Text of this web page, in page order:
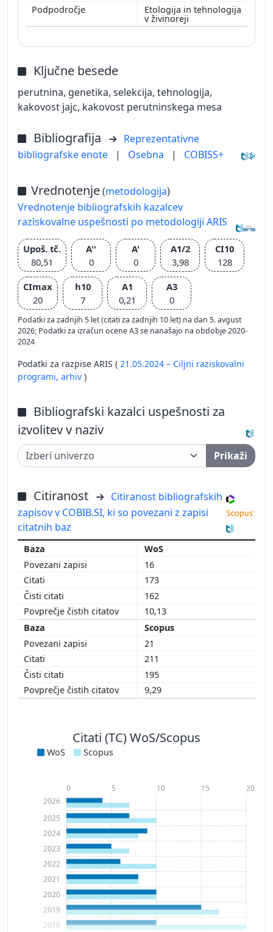
Etologija in tehnologija
v živinoreji
Ključne besede
perutnina, genetika, selekcija, tehnologija,
kakovost jajc, kakovost perutninskega mesa
Bibliografija
Reprezentativne
bibliografske enote
| Osebna | COBISS+
Vrednotenje(metodologija)
Vrednotenje bibliografskih kazalcev
raziskovalne uspešnosti po metodologiji ARIS
Upoš. tč.
80,51
A''
0
A'
0
A1/2
3,98
CI10
128
CImax
20
h10
7
A1
0,21
A3
0
Podatki za zadnjih 5 let (citati za zadnjih 10 let) na dan 5. avgust
2026; Podatki za izračun ocene A3 se nanašajo na obdobje 2020-
2024
Podatki za razpise ARIS ( 21.05.2024 – Ciljni raziskovalni
programi, arhiv )
Bibliografski kazalci uspešnosti za
izvolitev v naziv
Prikaži
Citiranost
Citiranost bibliografskih
zapisov v COBIB.SI, ki so povezani z zapisi
citatnih baz
WoS
16
173
162
10,13
Scopus
21
211
195
9,29
Citati (TC) WoS/Scopus
WoS Scopus
2018
2019
2020
2021
2022
2023
2024
2025
2026
0 5 10 15 20